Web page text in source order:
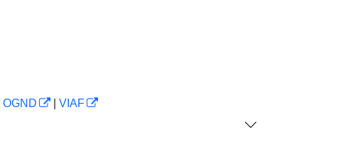
OGND
VIAF